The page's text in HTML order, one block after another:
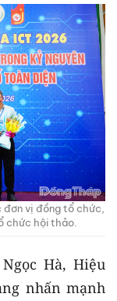
vị đồng tổ chức,
chức hội thảo.
Hà, Hiệu
nhấn mạnh